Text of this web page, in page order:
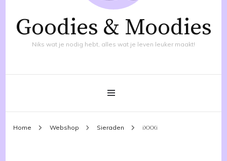
Goodies & Moodies
Niks wat je nodig hebt, alles wat je leven leuker maakt!
Home Webshop Sieraden iXXXi